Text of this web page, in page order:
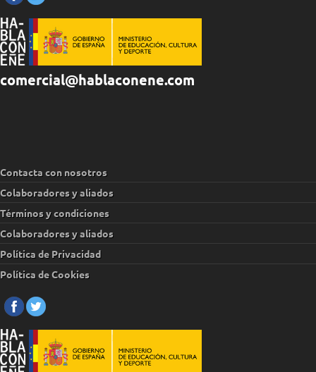
comercial@hablaconene.com
Contacta con nosotros
Colaboradores y aliados
Términos y condiciones
Colaboradores y aliados
Política de Privacidad
Política de Cookies